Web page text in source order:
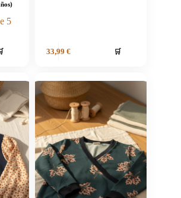
5
33,99 € 🛒